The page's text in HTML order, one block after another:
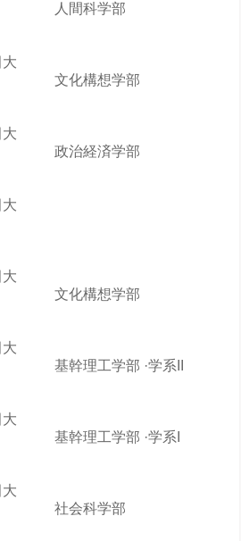
人間科学部
文化構想学部
政治経済学部
文化構想学部
基幹理工学部 ·学系II
基幹理工学部 ·学系I
社会科学部